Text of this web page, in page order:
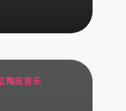
陶宛音乐